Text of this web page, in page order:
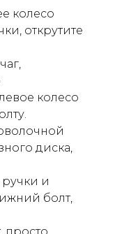
колесо
открутите
колесо
диска,
и
болт,